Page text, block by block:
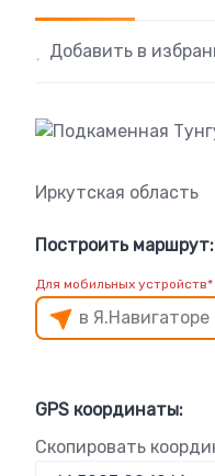
Добавить в
Иркутская область
Построить маршрут:
Для мобильных устройств*
в Я.Навигаторе
GPS координаты:
Скопировать